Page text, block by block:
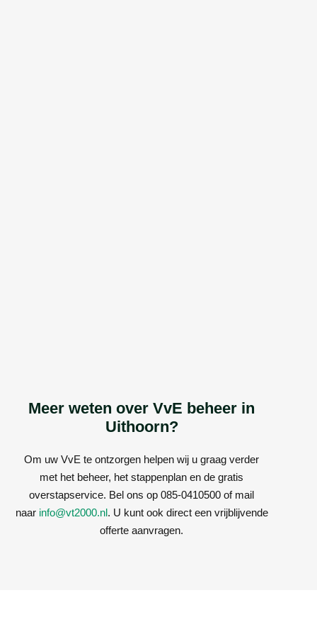
Meer weten over VvE beheer in
Uithoorn?
Om uw VvE te ontzorgen helpen wij u graag verder
met het beheer, het stappenplan en de gratis
overstapservice. Bel ons op 085-0410500 of mail
naar info@vt2000.nl. U kunt ook direct een vrijblijvende
offerte aanvragen.